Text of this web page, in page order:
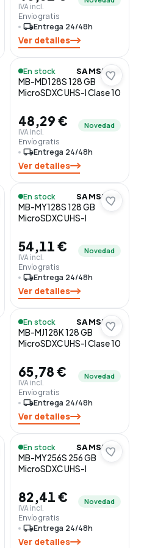
IVA incl.
Envío gratis
local_shippingEntrega 24/48h
Ver detalles
En stock SAMSUNG
MB-MD128S 128 GB
MicroSDXC UHS-I Clase 10
48,29 €
IVA incl.
Novedad
Envío gratis
local_shippingEntrega 24/48h
Ver detalles
En stock SAMSUNG
MB-MY128S 128 GB
MicroSDXC UHS-I
54,11 €
IVA incl.
Novedad
Envío gratis
local_shippingEntrega 24/48h
Ver detalles
En stock SAMSUNG
MB-MJ128K 128 GB
MicroSDXC UHS-I Clase 10
65,78 €
IVA incl.
Novedad
Envío gratis
local_shippingEntrega 24/48h
Ver detalles
En stock SAMSUNG
MB-MY256S 256 GB
MicroSDXC UHS-I
82,41 €
IVA incl.
Novedad
Envío gratis
local_shippingEntrega 24/48h
Ver detalles